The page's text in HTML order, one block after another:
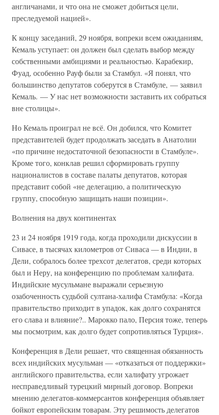
англичанами, и что она не сможет добиться цели,
преследуемой нацией».
К концу заседаний, 29 ноября, вопреки всем ожиданиям,
Кемаль уступает: он должен был сделать выбор между
собственными амбициями и реальностью. Карабекир,
Фуад, особенно Рауф были за Стамбул. «Я понял, что
большинство депутатов соберутся в Стамбуле, — заявил
Кемаль. — У нас нет возможности заставить их собраться
вне столицы».
Но Кемаль проиграл не всё. Он добился, что Комитет
представителей будет продолжать заседать в Анатолии
«по причине недостаточной безопасности в Стамбуле».
Кроме того, конклав решил сформировать группу
националистов в составе палаты депутатов, которая
представит собой «не делегацию, а политическую
группу, способную защищать наши позиции».
Волнения на двух континентах
23 и 24 ноября 1919 года, когда проходили дискуссии в
Сивасе, в тысячах километров от Сиваса — в Индии, в
Дели, собралось более трехсот делегатов, среди которых
был и Неру, на конференцию по проблемам халифата.
Индийские мусульмане выражали серьезную
озабоченность судьбой султана-халифа Стамбула: «Когда
правительство приходит в упадок, как долго сохранятся
его слава и влияние?.. Марокко пало, Персия тоже, теперь
мы посмотрим, как долго будет сопротивляться Турция».
Конференция в Дели решает, что священная обязанность
всех индийских мусульман — «отказаться от поддержки»
английского правительства, если халифату угрожает
несправедливый турецкий мирный договор. Вопреки
мнению делегатов-коммерсантов конференция объявляет
бойкот европейским товарам. Эту решимость делегатов